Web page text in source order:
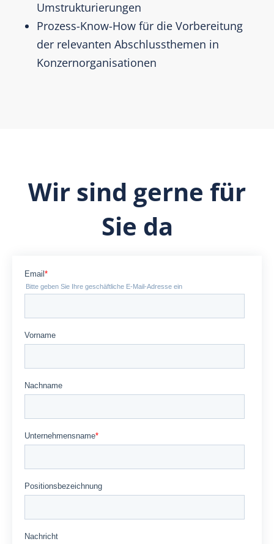
Umstrukturierungen
Prozess-Know-How für die Vorbereitung
der relevanten Abschlussthemen in
Konzernorganisationen
Wir sind gerne für
Sie da